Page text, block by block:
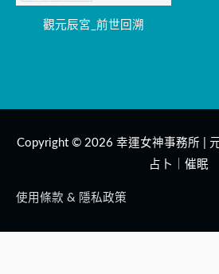
觀元辰宮_前世回溯
Copyright © 2026 幸運女神事務所 |
占卜｜催眠
使用條款 & 隱私政策